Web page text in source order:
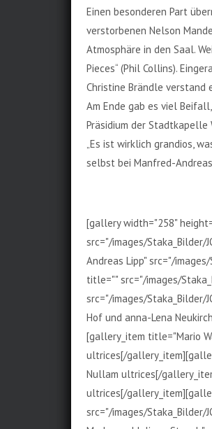
Einen besonderen Part
verstorbenen Nelson
Atmosphäre in den Saal.
Pieces“ (Phil Collins).
Christine Brändle verstand
Am Ende gab es viel
Präsidium der Stadtkapelle
„Es ist wirklich grandios,
selbst bei Manfred-
[gallery width="258"
src="/images/
Andreas Lipp" src="/
title="" src="/images/
src="/images/
Hof und anna-Lena
[gallery_item title="Mario
ultrices[/
Nullam ultrices[/
ultrices[/
src="/images/